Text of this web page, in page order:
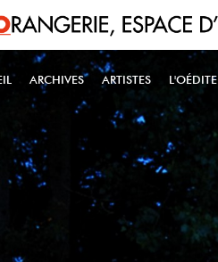
NAVIGATION
ARCHIVES ARTISTES L'OÉDITE